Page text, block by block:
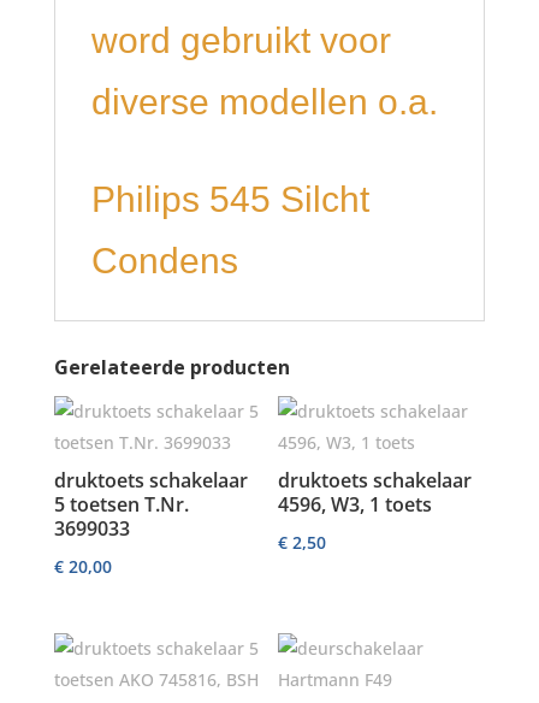
word gebruikt voor
diverse modellen o.a.
Philips 545 Silcht
Condens
Gerelateerde producten
druktoets schakelaar
5 toetsen T.Nr.
3699033
€20,00
druktoets schakelaar
4596, W3, 1 toets
€ 2,50